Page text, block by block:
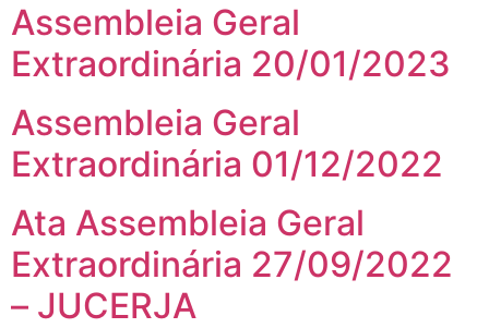
Assembleia Geral
Extraordinária 20/01/2023
Assembleia Geral
Extraordinária 01/12/2022
Ata Assembleia Geral
Extraordinária 27/09/2022
– JUCERJA